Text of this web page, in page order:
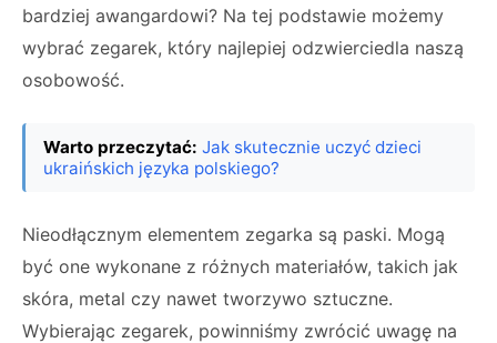
bardziej awangardowi? Na tej podstawie możemy
wybrać zegarek, który najlepiej odzwierciedla naszą
osobowość.
Warto przeczytać: Jak skutecznie uczyć dzieci
ukraińskich języka polskiego?
Nieodłącznym elementem zegarka są paski. Mogą
być one wykonane z różnych materiałów, takich jak
skóra, metal czy nawet tworzywo sztuczne.
Wybierając zegarek, powinniśmy zwrócić uwagę na